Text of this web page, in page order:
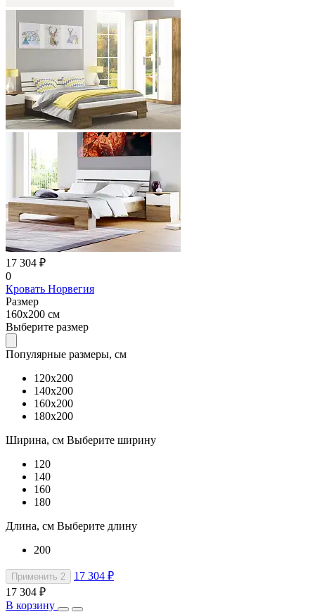
17 304 ₽
0
Кровать Норвегия
Размер
160x200 см
Выберите размер
Популярные размеры, см
120x200
140x200
160x200
180x200
Ширина, см Выберите ширину
120
140
160
180
Длина, см Выберите длину
200
Применить 2
17 304 ₽
17 304 ₽
В корзину